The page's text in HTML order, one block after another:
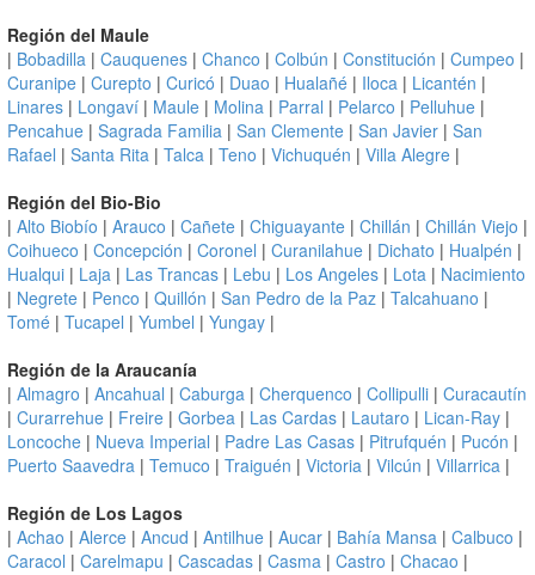
Región del Maule
| Bobadilla | Cauquenes | Chanco | Colbún | Constitución | Cumpeo |
Curanipe | Curepto | Curicó | Duao | Hualañé | Iloca | Licantén |
Linares | Longaví | Maule | Molina | Parral | Pelarco | Pelluhue |
Pencahue | Sagrada Familia | San Clemente | San Javier | San
Rafael | Santa Rita | Talca | Teno | Vichuquén | Villa Alegre |
Región del Bio-Bio
| Alto Biobío | Arauco | Cañete | Chiguayante | Chillán | Chillán Viejo |
Coihueco | Concepción | Coronel | Curanilahue | Dichato | Hualpén |
Hualqui | Laja | Las Trancas | Lebu | Los Angeles | Lota | Nacimiento
| Negrete | Penco | Quillón | San Pedro de la Paz | Talcahuano |
Tomé | Tucapel | Yumbel | Yungay |
Región de la Araucanía
| Almagro | Ancahual | Caburga | Cherquenco | Collipulli | Curacautín
| Curarrehue | Freire | Gorbea | Las Cardas | Lautaro | Lican-Ray |
Loncoche | Nueva Imperial | Padre Las Casas | Pitrufquén | Pucón |
Puerto Saavedra | Temuco | Traiguén | Victoria | Vilcún | Villarrica |
Región de Los Lagos
| Achao | Alerce | Ancud | Antilhue | Aucar | Bahía Mansa | Calbuco |
Caracol | Carelmapu | Cascadas | Casma | Castro | Chacao |